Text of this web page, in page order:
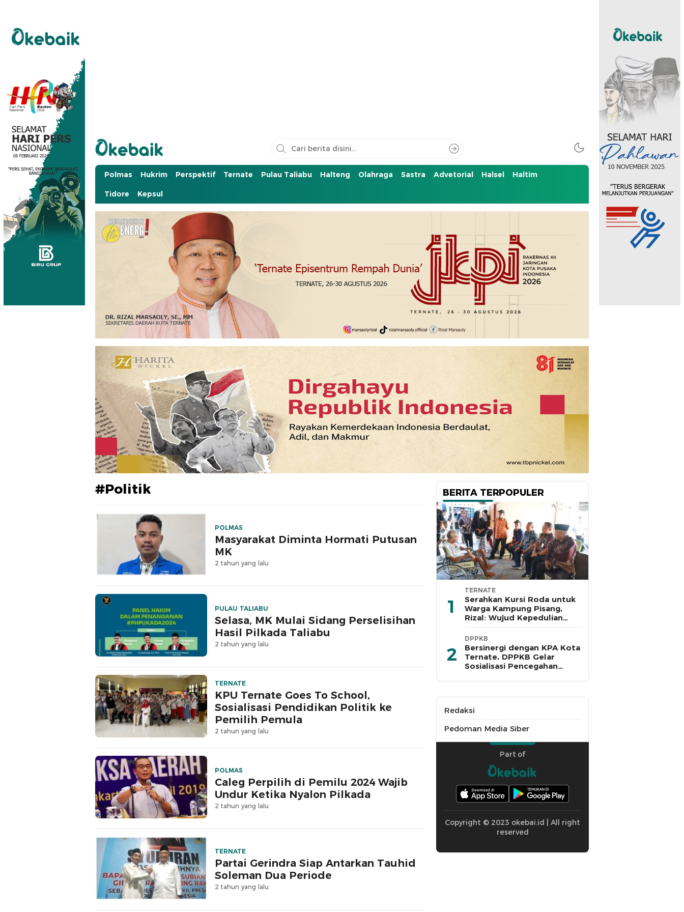
Okebaik.id
Baiknya Dibaca
Polmas Hukrim Perspektif Ternate Pulau Taliabu Halteng Olahraga Sastra Advetorial Halsel Haltim
Tidore Kepsul
#Politik
POLMAS
Masyarakat Diminta Hormati Putusan
MK
2 tahun yang lalu
PULAU TALIABU
Selasa, MK Mulai Sidang Perselisihan
Hasil Pilkada Taliabu
2 tahun yang lalu
TERNATE
KPU Ternate Goes To School,
Sosialisasi Pendidikan Politik ke
Pemilih Pemula
2 tahun yang lalu
POLMAS
Caleg Perpilih di Pemilu 2024 Wajib
Undur Ketika Nyalon Pilkada
2 tahun yang lalu
TERNATE
Partai Gerindra Siap Antarkan Tauhid
Soleman Dua Periode
2 tahun yang lalu
BERITA TERPOPULER
1
TERNATE
Serahkan Kursi Roda untuk
Warga Kampung Pisang,
Rizal: Wujud Kepedulian
Pemkot dan Baznas Ternate
2
DPPKB
Bersinergi dengan KPA Kota
Ternate, DPPKB Gelar
Sosialisasi Pencegahan
Redaksi
Pedoman Media Siber
Part of
Copyright © 2023 okebai.id | All right
reserved